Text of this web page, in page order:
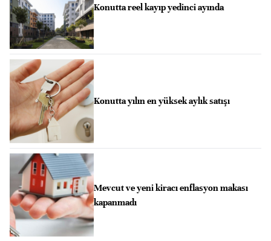
Konutta reel kayıp yedinci ayında
Konutta yılın en yüksek aylık satışı
Mevcut ve yeni kiracı enflasyon makası
kapanmadı